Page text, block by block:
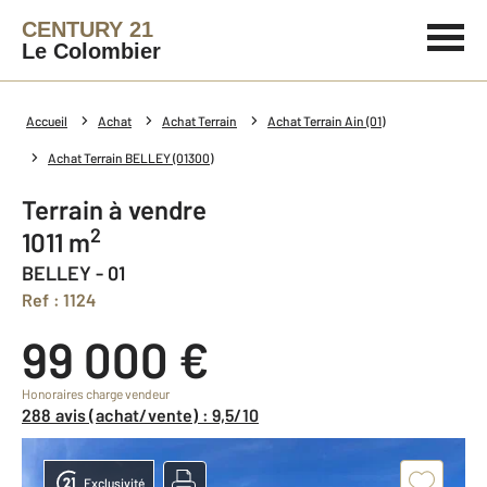
CENTURY 21
Le Colombier
Accueil Achat Achat Terrain Achat Terrain Ain (01)
Achat Terrain BELLEY (01300)
Terrain à vendre
1011 m2
BELLEY - 01
Ref : 1124
99 000 €
Honoraires charge vendeur
288 avis (achat/vente) : 9,5/10
Exclusivité